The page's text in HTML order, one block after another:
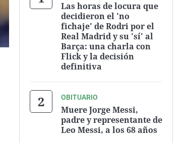
Las horas de locura que
decidieron el 'no
fichaje' de Rodri por el
Real Madrid y su 'sí' al
Barça: una charla con
Flick y la decisión
definitiva
OBITUARIO
Muere Jorge Messi,
padre y representante de
Leo Messi, a los 68 años